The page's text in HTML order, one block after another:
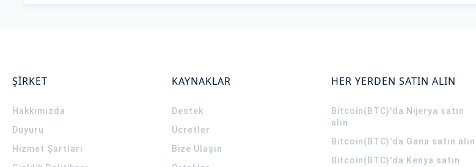
ŞİRKET
Hakkımızda
Duyuru
Hizmet Şartları
KAYNAKLAR
Destek
Ücretler
Bize Ulaşın
HER YERDEN SATIN ALIN
Bitcoin(BTC)'da Nijerya satın
alın
Bitcoin(BTC)'da Gana satın alın
Bitcoin(BTC)'da Kenya satın